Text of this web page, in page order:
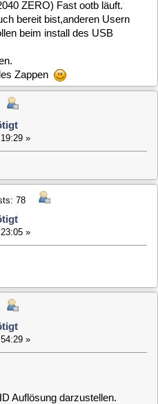
darzustellen.
kommen die
den VDR/PC
Alles (Beenden,
VDR.